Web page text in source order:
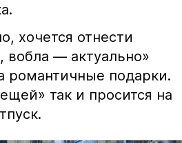
хочется отнести
вобла — актуально»
романтичные подарки.
так и просится на